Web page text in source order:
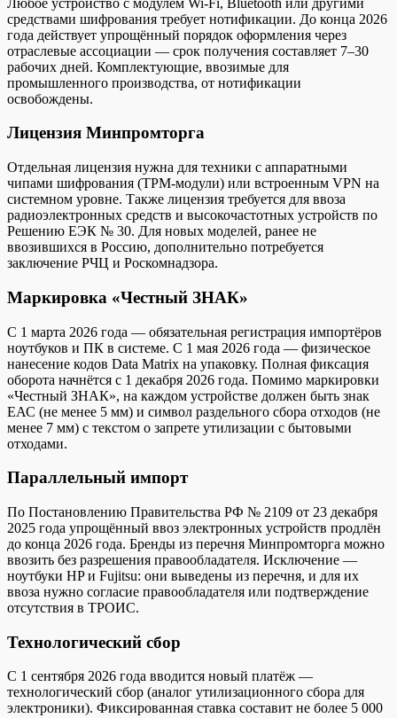
средствами шифрования требует нотификации. До конца 2026
года действует упрощённый порядок оформления через
отраслевые ассоциации — срок получения составляет 7–30
рабочих дней. Комплектующие, ввозимые для
промышленного производства, от нотификации
освобождены.
Лицензия Минпромторга
Отдельная лицензия нужна для техники с аппаратными
чипами шифрования (TPM-модули) или встроенным VPN на
системном уровне. Также лицензия требуется для ввоза
радиоэлектронных средств и высокочастотных устройств по
Решению ЕЭК № 30. Для новых моделей, ранее не
ввозившихся в Россию, дополнительно потребуется
заключение РЧЦ и Роскомнадзора.
Маркировка «Честный ЗНАК»
С 1 марта 2026 года — обязательная регистрация импортёров
ноутбуков и ПК в системе. С 1 мая 2026 года — физическое
нанесение кодов Data Matrix на упаковку. Полная фиксация
оборота начнётся с 1 декабря 2026 года. Помимо маркировки
«Честный ЗНАК», на каждом устройстве должен быть знак
ЕАС (не менее 5 мм) и символ раздельного сбора отходов (не
менее 7 мм) с текстом о запрете утилизации с бытовыми
отходами.
Параллельный импорт
По Постановлению Правительства РФ № 2109 от 23 декабря
2025 года упрощённый ввоз электронных устройств продлён
до конца 2026 года. Бренды из перечня Минпромторга можно
ввозить без разрешения правообладателя. Исключение —
ноутбуки HP и Fujitsu: они выведены из перечня, и для их
ввоза нужно согласие правообладателя или подтверждение
отсутствия в ТРОИС.
Технологический сбор
С 1 сентября 2026 года вводится новый платёж —
технологический сбор (аналог утилизационного сбора для
электроники). Фиксированная ставка составит не более 5 000